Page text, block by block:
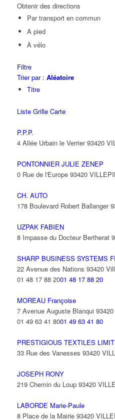
Obtenir des directions
Par transport en commun
A pied
À vélo
Filtre
Trier par : Aléatoire
Titre
Liste Grille Carte
P.P.P.
4 Allée Urbain le Verrier 93420
PONTONNIER JULIE ZENEP
0 Rue de l'Europe 93420
CH. AUTO
178 Boulevard Robert Ballanger
UZPAK FABIEN
8 Impasse du Docteur Bertherat
SHARP BUSINESS SYSTEMS
22 Avenue des Nations 93420
01 48 17 88 2001 48 17 88 20
MOREAU Françoise
7 Avenue Auguste Blanqui
01 49 63 41 8001 49 63 41 80
PRESTIGIOUS TEXTILES
33 Rue des Vanesses 93420
JOSEPH RONY
219 Chemin du Loup 93420
LABORDE Marie-Paule
8 Place de la Mairie 93420